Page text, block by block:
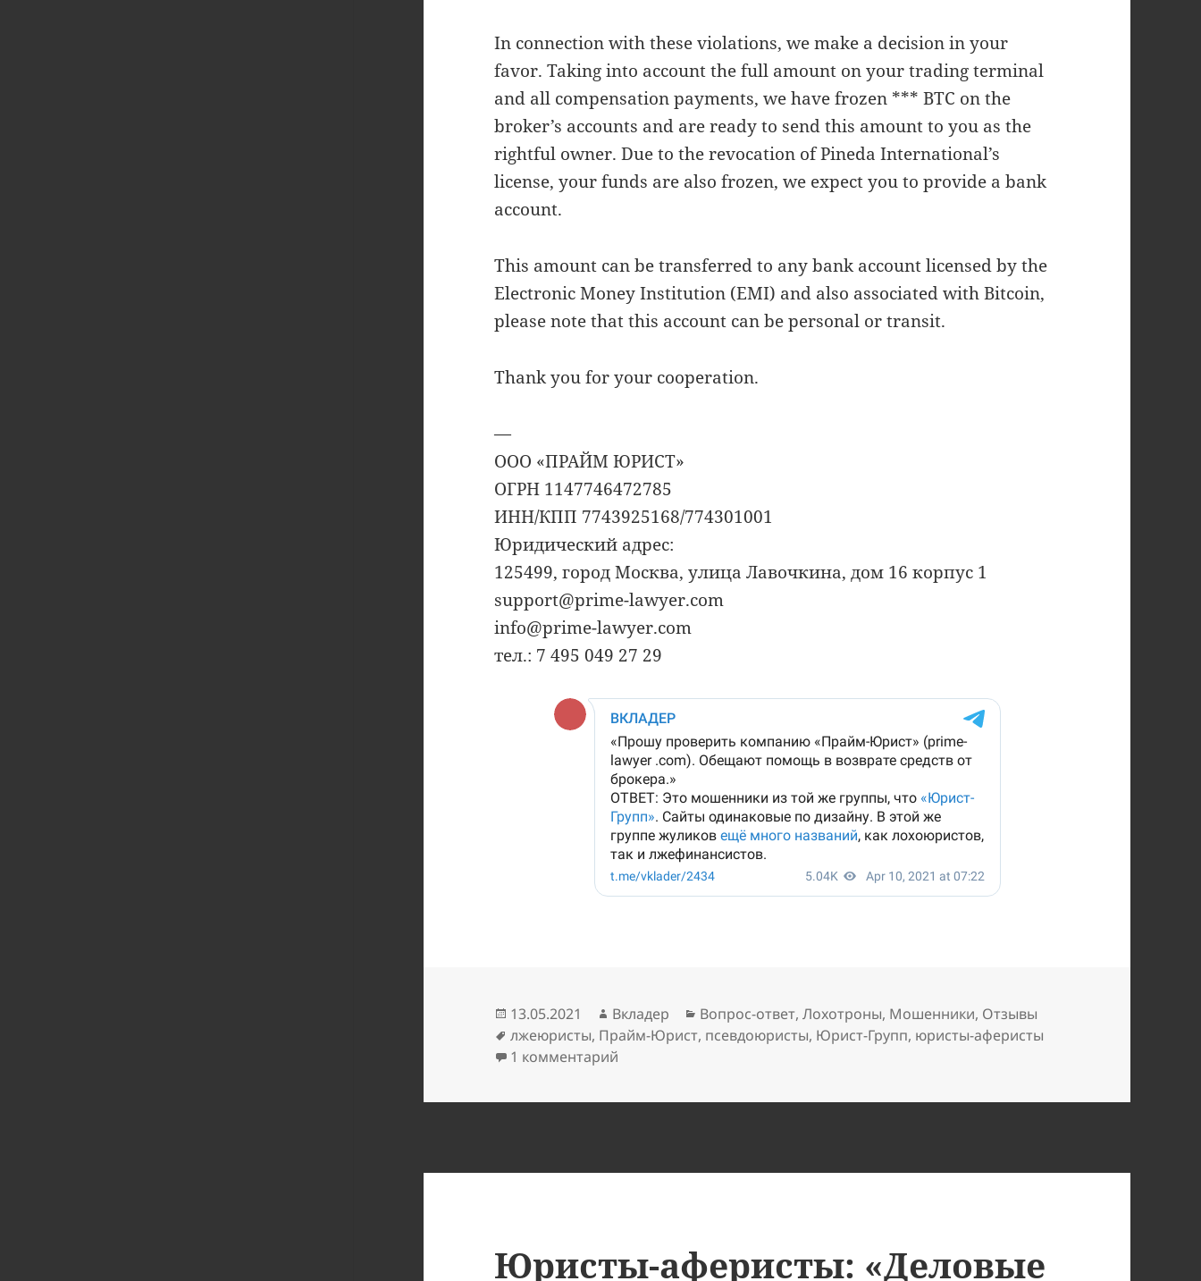
In connection with these violations, we make a decision in your
favor. Taking into account the full amount on your trading terminal
and all compensation payments, we have frozen *** BTC on the
broker’s accounts and are ready to send this amount to you as the
rightful owner. Due to the revocation of Pineda International’s
license, your funds are also frozen, we expect you to provide a bank
account.
This amount can be transferred to any bank account licensed by the
Electronic Money Institution (EMI) and also associated with Bitcoin,
please note that this account can be personal or transit.
Thank you for your cooperation.
—
OOO «ПРАЙМ ЮРИСТ»
ОГРН 1147746472785
ИНН/КПП 7743925168/774301001
Юридический адрес:
125499, город Москва, улица Лавочкина, дом 16 корпус 1
support@prime-lawyer.com
info@prime-lawyer.com
тел.: 7 495 049 27 29
Опубликовано
13.05.2021 Автор
Вкладер Рубрики
Вопрос-ответ,Лохотроны, Мошенники, Отзывы
Метки
лжеюристы, Прайм-Юрист, псевдоюристы, Юрист-Групп, юристы-аферисты
1 комментарий
Юристы-аферисты: «Деловые